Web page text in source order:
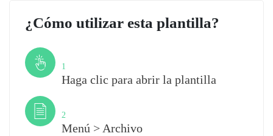
¿Cómo utilizar esta plantilla?
1
Haga clic para abrir la plantilla
2
Menú > Archivo